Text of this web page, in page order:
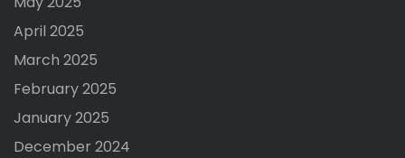
April 2025
March 2025
February 2025
January 2025
December 2024